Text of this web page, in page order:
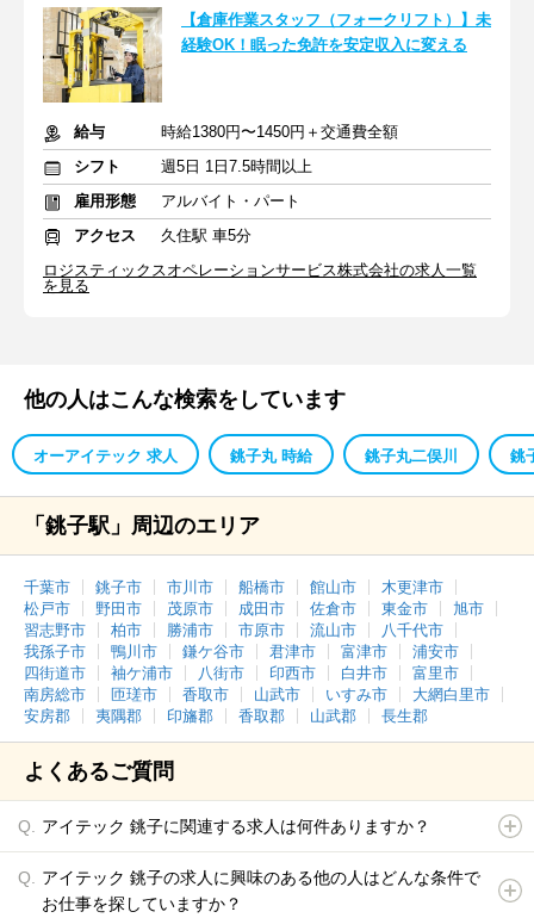
【倉庫作業スタッフ（フォークリフト）】未
経験OK！眠った免許を安定収入に変える
給与
時給1380円〜1450円＋交通費全額
シフト
週5日 1日7.5時間以上
雇用形態
アルバイト・パート
アクセス
久住駅 車5分
ロジスティックスオペレーションサービス株式会社の求人一覧
を見る
他の人はこんな検索をしています
オーアイテック 求人 銚子丸 時給 銚子丸二俣川 銚
「銚子駅」周辺のエリア
千葉市 銚子市 市川市 船橋市 館山市
木更津市
松戸市
野田市 茂原市 成田市 佐倉市 東金市
旭市
習志野市
柏市 勝浦市 市原市 流山市
八千代市
我孫子市
鴨川市 鎌ケ谷市 君津市 富津市
浦安市
四街道市
袖ケ浦市 八街市 印西市 白井市
富里市
南房総市
匝瑳市 香取市 山武市 いすみ市
大網白里市
安房郡
夷隅郡 印旛郡 香取郡 山武郡 長生郡
よくあるご質問
アイテック 銚子に関連する求人は何件ありますか？
アイテック 銚子の求人に興味のある他の人はどんな条件で
お仕事を探していますか？